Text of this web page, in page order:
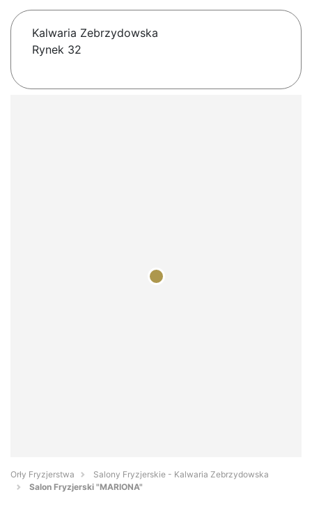
Kalwaria Zebrzydowska
Rynek 32
Orły Fryzjerstwa
Salony Fryzjerskie - Kalwaria Zebrzydowska
Salon Fryzjerski "MARIONA"